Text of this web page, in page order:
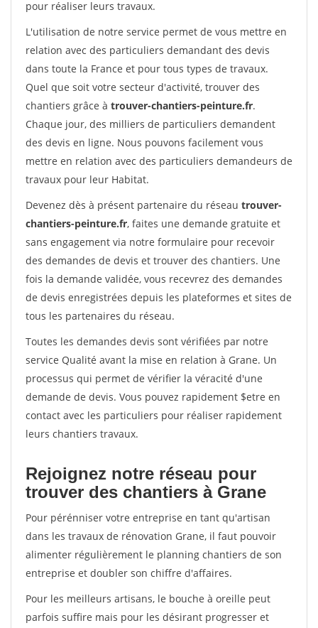
pour réaliser leurs travaux.
L'utilisation de notre service permet de vous mettre en
relation avec des particuliers demandant des devis
dans toute la France et pour tous types de travaux.
Quel que soit votre secteur d'activité, trouver des
chantiers grâce à trouver-chantiers-peinture.fr.
Chaque jour, des milliers de particuliers demandent
des devis en ligne. Nous pouvons facilement vous
mettre en relation avec des particuliers demandeurs de
travaux pour leur Habitat.
Devenez dès à présent partenaire du réseau trouver-
chantiers-peinture.fr, faites une demande gratuite et
sans engagement via notre formulaire pour recevoir
des demandes de devis et trouver des chantiers. Une
fois la demande validée, vous recevrez des demandes
de devis enregistrées depuis les plateformes et sites de
tous les partenaires du réseau.
Toutes les demandes devis sont vérifiées par notre
service Qualité avant la mise en relation à Grane. Un
processus qui permet de vérifier la véracité d'une
demande de devis. Vous pouvez rapidement $etre en
contact avec les particuliers pour réaliser rapidement
leurs chantiers travaux.
Rejoignez notre réseau pour
trouver des chantiers à Grane
Pour pérénniser votre entreprise en tant qu'artisan
dans les travaux de rénovation Grane, il faut pouvoir
alimenter régulièrement le planning chantiers de son
entreprise et doubler son chiffre d'affaires.
Pour les meilleurs artisans, le bouche à oreille peut
parfois suffire mais pour les désirant progresser et